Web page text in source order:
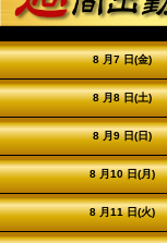
8 月7 日(金)
8 月8 日(土)
8 月9 日(日)
8 月10 日(月)
8 月11 日(火)